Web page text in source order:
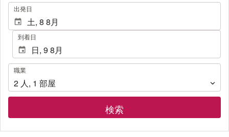
. 出発日
到着日
職
業
職業
2 人 , 1 部屋
検索